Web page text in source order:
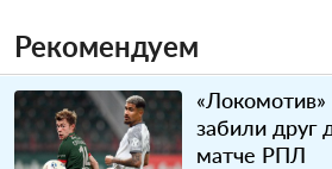
Рекомендуем
«Локомотив»
забили друг
матче РПЛ